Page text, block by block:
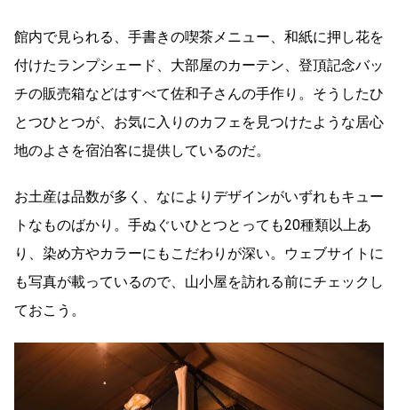
館内で見られる、手書きの喫茶メニュー、和紙に押し花を
付けたランプシェード、大部屋のカーテン、登頂記念バッ
チの販売箱などはすべて佐和子さんの手作り。そうしたひ
とつひとつが、お気に入りのカフェを見つけたような居心
地のよさを宿泊客に提供しているのだ。
お土産は品数が多く、なによりデザインがいずれもキュー
トなものばかり。手ぬぐいひとつとっても20種類以上あ
り、染め方やカラーにもこだわりが深い。ウェブサイトに
も写真が載っているので、山小屋を訪れる前にチェックし
ておこう。